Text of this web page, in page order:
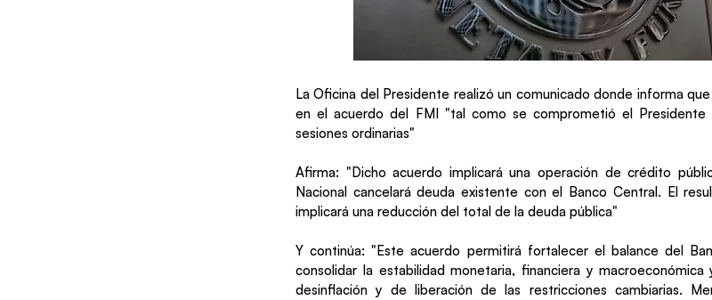
La Oficina del Presidente realizó un comunicado donde informa
en el acuerdo del FMI "tal como se comprometió el
sesiones ordinarias"
Afirma: "Dicho acuerdo implicará una operación de crédito
Nacional cancelará deuda existente con el Banco Central. El
implicará una reducción del total de la deuda pública"
Y continúa: "Este acuerdo permitirá fortalecer el balance del
consolidar la estabilidad monetaria, financiera y
desinflación y de liberación de las restricciones cambiarias.